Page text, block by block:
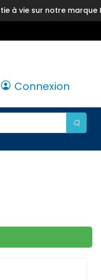
sur notre marque Inkyz
Connexion